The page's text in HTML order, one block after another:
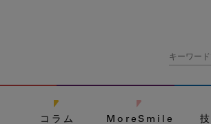
コラム MoreSmile